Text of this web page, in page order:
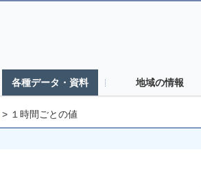
各種データ・資料 地域の情報
> １時間ごとの値